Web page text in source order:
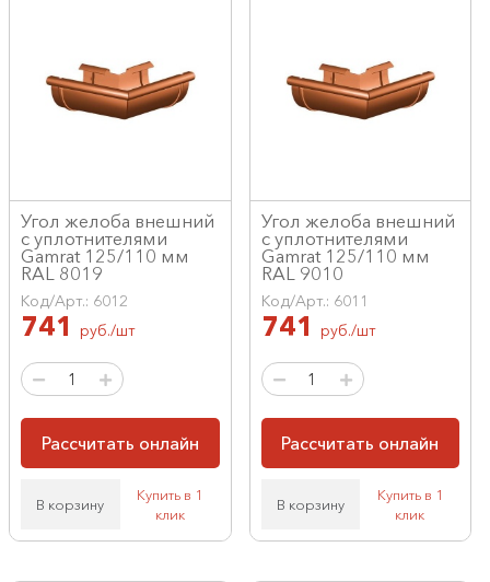
Угол желоба внешний
с уплотнителями
Gamrat 125/110 мм
RAL 8019
Код/Арт.: 6012
741 руб./шт
Рассчитать онлайн
В корзину
Купить в 1
клик
Угол желоба внешний
с уплотнителями
Gamrat 125/110 мм
RAL 9010
Код/Арт.: 6011
741 руб./шт
Рассчитать онлайн
В корзину
Купить в 1
клик